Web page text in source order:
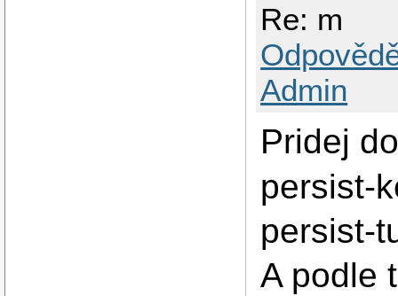
Re: m
Admin
Pridej
persist-
persist-
A podle